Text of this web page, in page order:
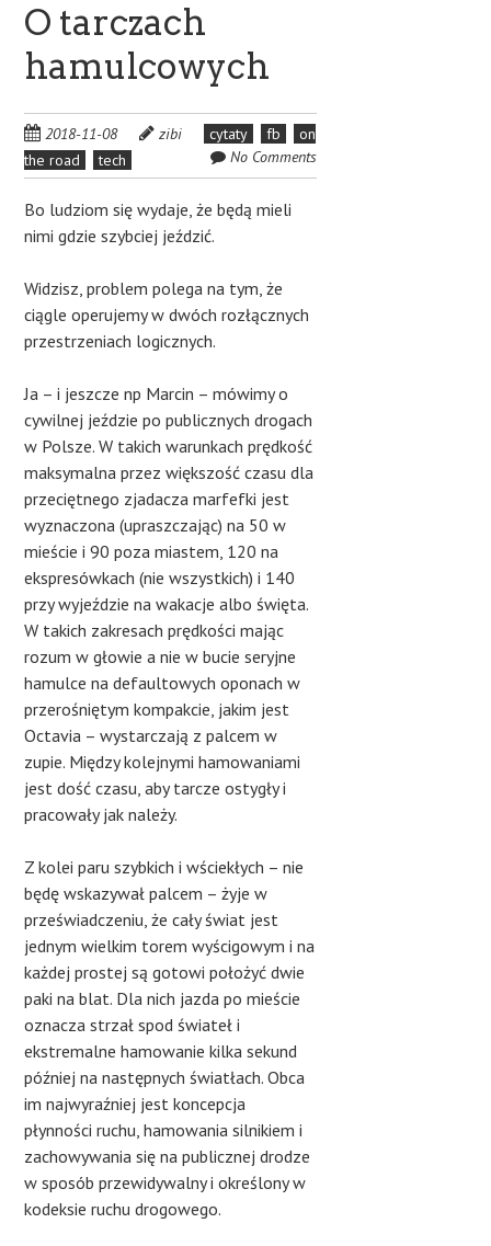
O tarczach
hamulcowych
2018-11-08 zibi cytaty fb
on
the road
tech No Comments
Bo ludziom się wydaje, że będą mieli
nimi gdzie szybciej jeździć.
Widzisz, problem polega na tym, że
ciągle operujemy w dwóch rozłącznych
przestrzeniach logicznych.
Ja – i jeszcze np Marcin – mówimy o
cywilnej jeździe po publicznych drogach
w Polsze. W takich warunkach prędkość
maksymalna przez większość czasu dla
przeciętnego zjadacza marfefki jest
wyznaczona (upraszczając) na 50 w
mieście i 90 poza miastem, 120 na
ekspresówkach (nie wszystkich) i 140
przy wyjeździe na wakacje albo święta.
W takich zakresach prędkości mając
rozum w głowie a nie w bucie seryjne
hamulce na defaultowych oponach w
przerośniętym kompakcie, jakim jest
Octavia – wystarczają z palcem w
zupie. Między kolejnymi hamowaniami
jest dość czasu, aby tarcze ostygły i
pracowały jak należy.
Z kolei paru szybkich i wściekłych – nie
będę wskazywał palcem – żyje w
przeświadczeniu, że cały świat jest
jednym wielkim torem wyścigowym i na
każdej prostej są gotowi położyć dwie
paki na blat. Dla nich jazda po mieście
oznacza strzał spod świateł i
ekstremalne hamowanie kilka sekund
później na następnych światłach. Obca
im najwyraźniej jest koncepcja
płynności ruchu, hamowania silnikiem i
zachowywania się na publicznej drodze
w sposób przewidywalny i określony w
kodeksie ruchu drogowego.